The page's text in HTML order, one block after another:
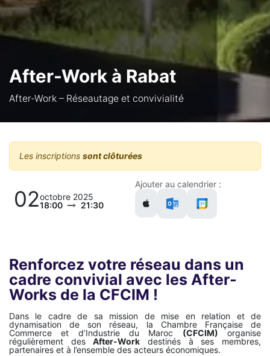
After-Work à Rabat
After-Work – Réseautage et convivialité
Les inscriptions sont clôturées
02octobre 2025
18:00
21:30
Ajouter au calendrier :
Renforcez votre réseau dans un
cadre convivial avec les After-
Works de la CFCIM !
Dans le cadre de sa mission de mise en relation et de
dynamisation de son réseau, la Chambre Française de
Commerce et d’Industrie du Maroc (CFCIM) organise
régulièrement desAfter-Work destinés à ses membres,
partenaires et à l’ensemble des acteurs économiques.